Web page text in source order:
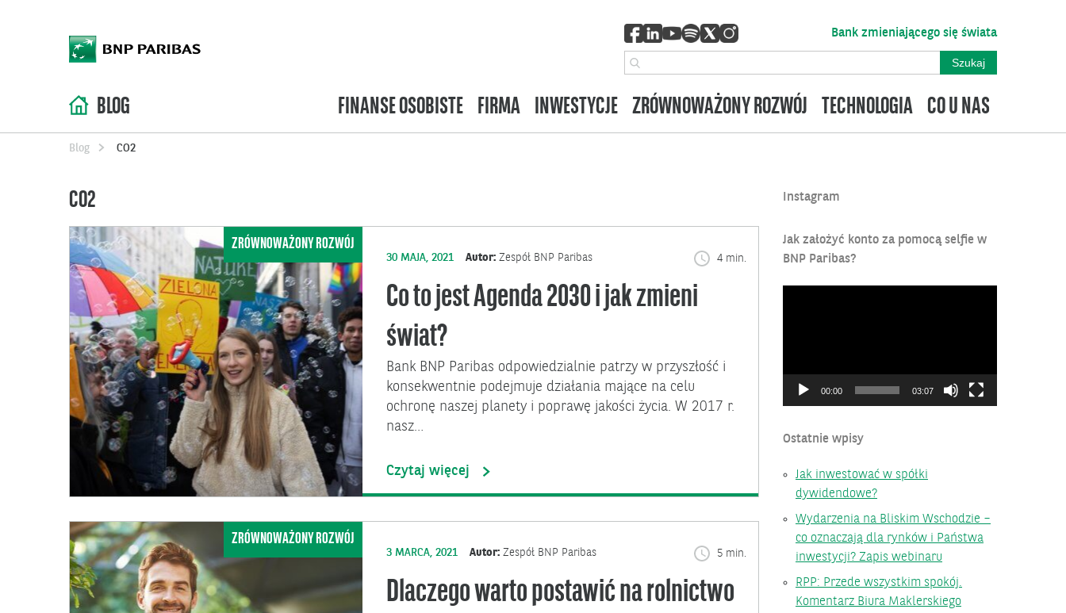
Bank zmieniającego się świata
BLOG FINANSE OSOBISTE FIRMA INWESTYCJE ZRÓWNOWAŻONY ROZWÓJ TECHNOLOGIA CO U NAS
Blog CO2
CO2
ZRÓWNOWAŻONY ROZWÓJ
30 MAJA, 2021 Autor:Zespół BNP Paribas 4 min.
Co to jest Agenda 2030 i jak zmieni
świat?
Bank BNP Paribas odpowiedzialnie patrzy w przyszłość i
konsekwentnie podejmuje działania mające na celu
ochronę naszej planety i poprawę jakości życia. W 2017 r.
nasz…
Czytaj więcej
ZRÓWNOWAŻONY ROZWÓJ
3 MARCA, 2021 Autor:Zespół BNP Paribas 5 min.
Dlaczego warto postawić na rolnictwo
Instagram
Jak założyć konto za pomocą selfie w
BNP Paribas?
00:00 03:07
Ostatnie wpisy
Jak inwestować w spółki
dywidendowe?
Wydarzenia na Bliskim Wschodzie –
co oznaczają dla rynków i Państwa
inwestycji? Zapis webinaru
RPP: Przede wszystkim spokój.
Komentarz Biura Maklerskiego